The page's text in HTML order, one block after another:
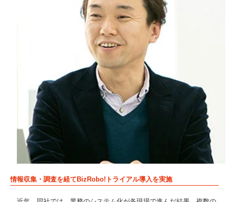
情報収集・調査を経てBizRobo!トライアル導入を実施